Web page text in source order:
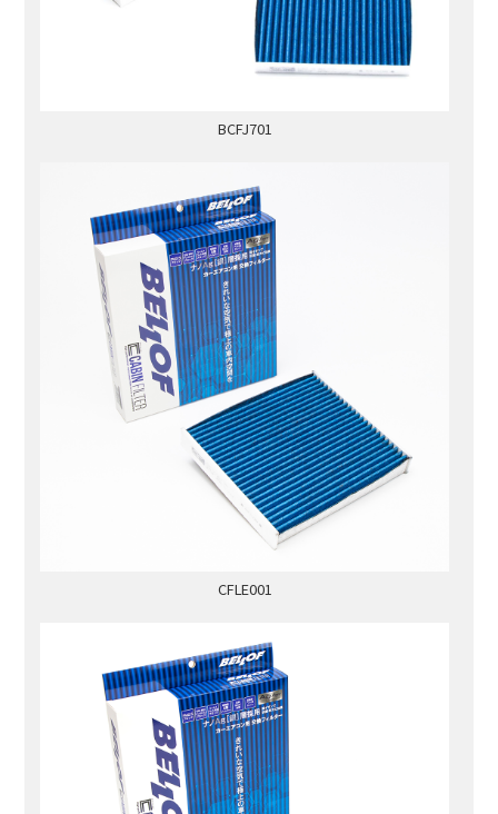
BCFJ701
CFLE001